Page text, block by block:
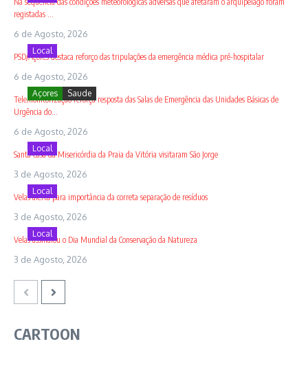
registadas ...
6 de Agosto, 2026
Local
PSD/Açores destaca reforço das tripulações da emergência médica pré-hospitalar
6 de Agosto, 2026
Açores Saude
Telemonitorização reforça resposta das Salas de Emergência das Unidades Básicas de
Urgência do...
6 de Agosto, 2026
Local
Santa Casa da Misericórdia da Praia da Vitória visitaram São Jorge
3 de Agosto, 2026
Local
Velas alerta para importância da correta separação de resíduos
3 de Agosto, 2026
Local
Velas assinalou o Dia Mundial da Conservação da Natureza
3 de Agosto, 2026
CARTOON